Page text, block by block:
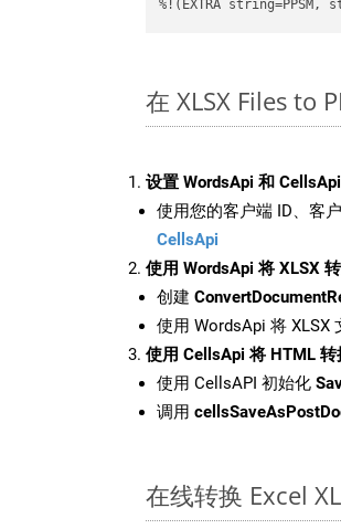
%!(EXTRA string=PPSM,
在 XLSX Files to
设置 WordsApi 和 CellsApi
使用您的客户端 ID、客
CellsApi
使用 WordsApi 将 XLSX
创建
使用 WordsApi 将 XLSX
使用 CellsApi 将 HTML 转
使用 CellsAPI 初始化
调用
在线转换 Excel